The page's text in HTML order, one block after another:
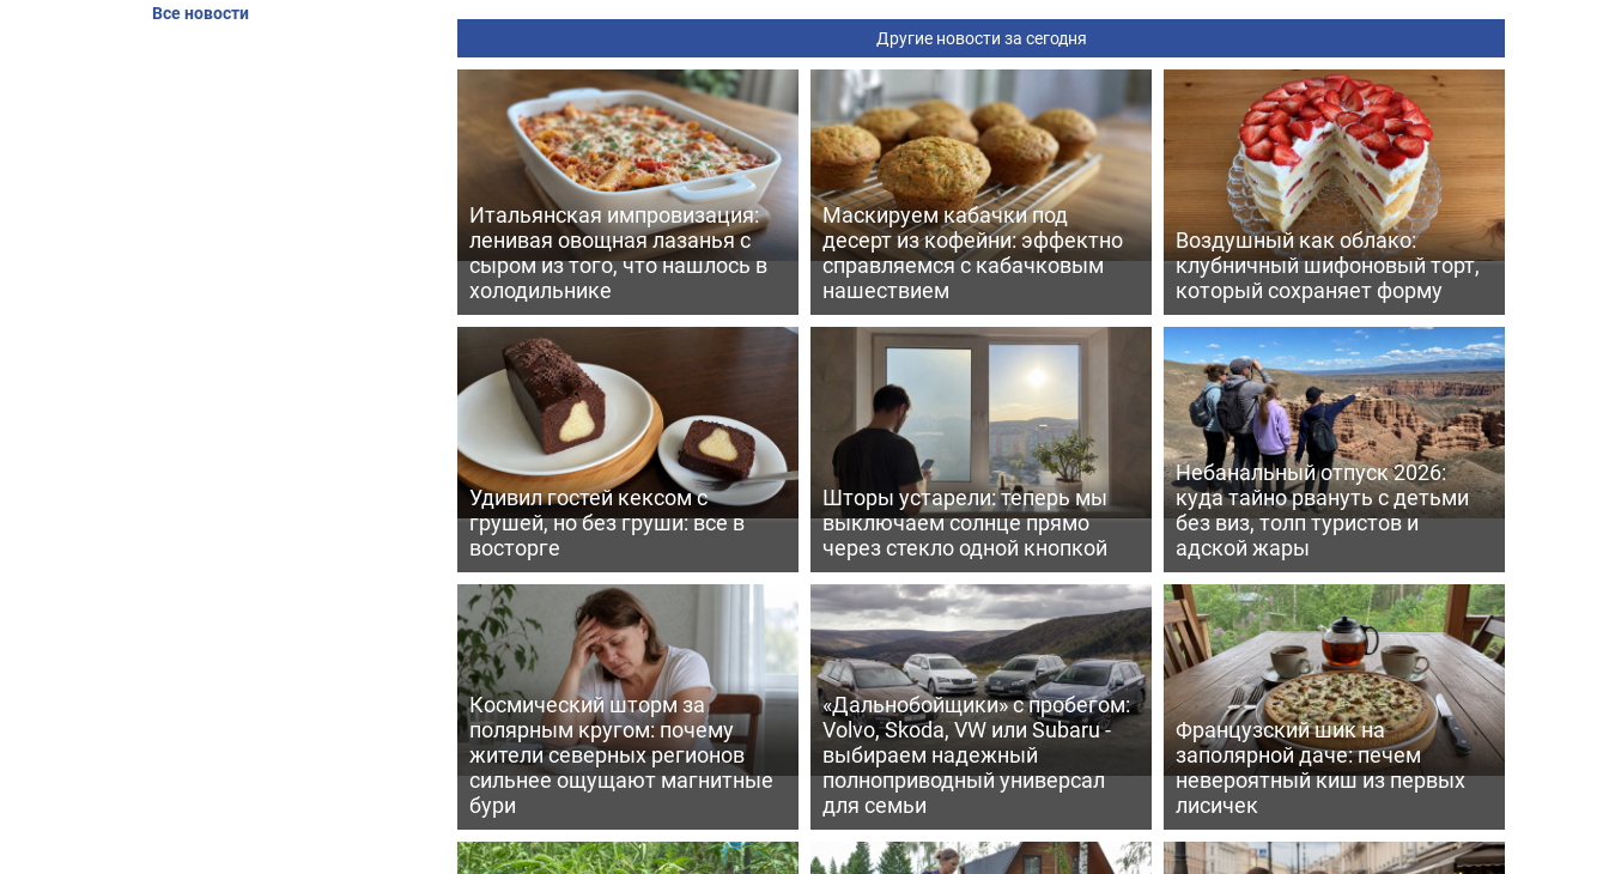
Другие новости за сегодня
Итальянская импровизация:
ленивая овощная лазанья с
сыром из того, что нашлось в
холодильнике
Маскируем кабачки под
десерт из кофейни: эффектно
справляемся с кабачковым
нашествием
Воздушный как облако:
клубничный шифоновый торт,
который сохраняет форму
Удивил гостей кексом с
грушей, но без груши: все в
восторге
Шторы устарели: теперь мы
выключаем солнце прямо
через стекло одной кнопкой
Небанальный отпуск 2026:
куда тайно рвануть с детьми
без виз, толп туристов и
адской жары
Космический шторм за
полярным кругом: почему
жители северных регионов
сильнее ощущают магнитные
бури
«Дальнобойщики» с пробегом:
Volvo, Skoda, VW или Subaru -
выбираем надежный
полноприводный универсал
для семьи
Французский шик на
заполярной даче: печем
невероятный киш из первых
лисичек
Все новости